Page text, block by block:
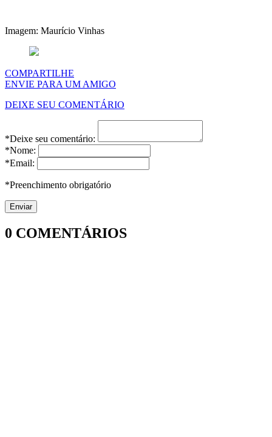
Imagem: Maurício Vinhas
COMPARTILHE
ENVIE PARA UM AMIGO
DEIXE SEU COMENTÁRIO
*Deixe seu comentário:
*Nome:
*Email:
*Preenchimento obrigatório
0 COMENTÁRIOS